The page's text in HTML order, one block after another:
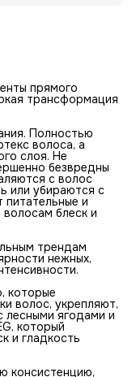
прямого
трансформация
Полностью
волоса, а
слоя. Не
безвредны
с волос
или убираются с
и
блеск и
трендам
нежных,
которые
волос, укрепляют,
ягодами и
который
и гладкость
консистенцию,